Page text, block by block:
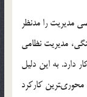
مديريت را مدنظر
مديريت نظامى
دارد. به اين دليل
كاركرد